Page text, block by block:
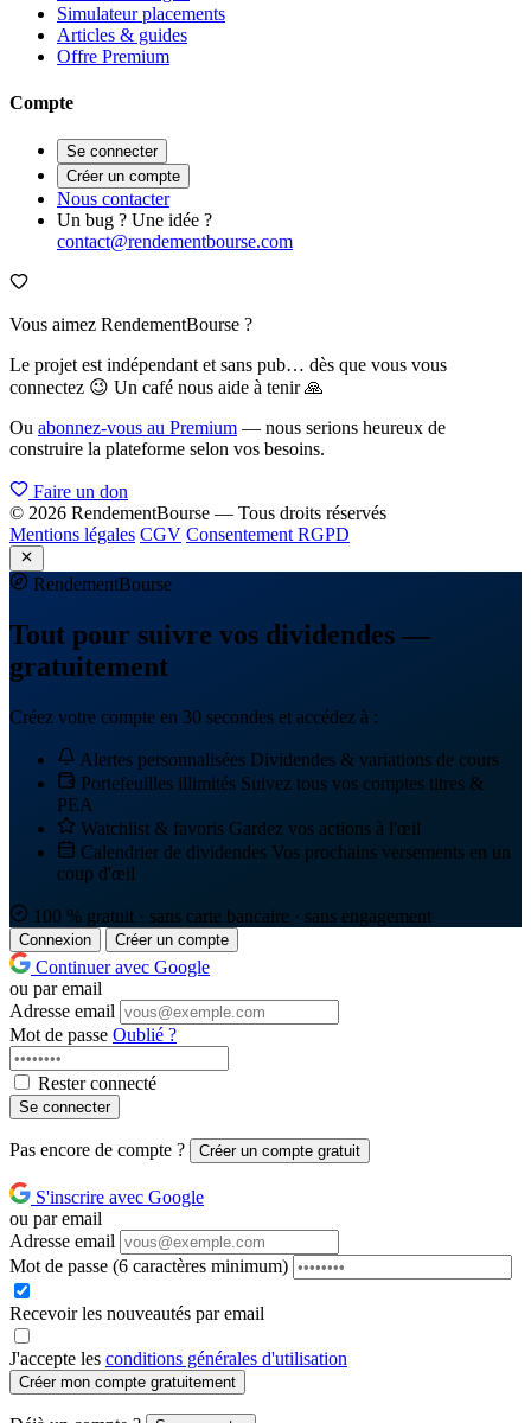
Simulateur placements
Articles & guides
Offre Premium
Compte
Se connecter
Créer un compte
Nous contacter
Un bug ? Une idée ?
contact@rendementbourse.com
Vous aimez RendementBourse ?
Le projet est indépendant et sans pub… dès que vous vous
connectez 😉 Un café nous aide à tenir 🙏
Ou abonnez-vous au Premium — nous serions heureux de
construire la plateforme selon vos besoins.
Faire un don
© 2026 RendementBourse — Tous droits réservés
Mentions légales CGV Consentement RGPD
RendementBourse
Tout pour suivre vos dividendes —
gratuitement
Créez votre compte en 30 secondes et accédez à :
Alertes personnalisées Dividendes & variations de cours
Portefeuilles illimités Suivez tous vos comptes titres &
PEA
Watchlist & favoris Gardez vos actions à l'œil
Calendrier de dividendes Vos prochains versements en un
coup d'œil
100 % gratuit · sans carte bancaire · sans engagement
Connexion Créer un compte
Continuer avec Google
ou par email
Adresse email
Mot de passe Oublié ?
Rester connecté
Se connecter
Pas encore de compte ? Créer un compte gratuit
S'inscrire avec Google
ou par email
Adresse email
Mot de passe (6 caractères minimum)
Recevoir les nouveautés par email
J'accepte les conditions générales d'utilisation
Créer mon compte gratuitement